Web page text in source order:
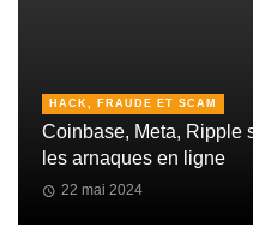
HACK, FRAUDE ET SCAM
Coinbase, Meta, Ripple
les arnaques en ligne
22 mai 2024